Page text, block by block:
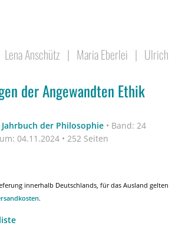
Lena Anschütz | Maria Eberlei | Ulrich
der Angewandten Ethik
der Philosophie • Band: 24
04.11.2024 • 252 Seiten
innerhalb Deutschlands, für das Ausland gelten
.